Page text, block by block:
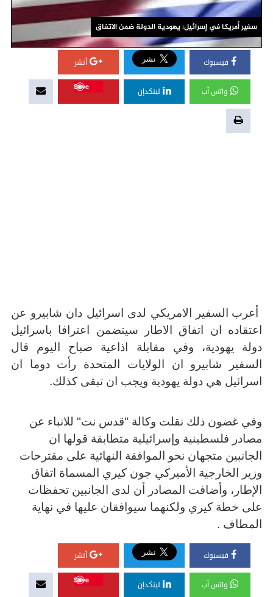
سفير أمريكا في إسرائيل: يهودية الدولة ضمن الاتفاق
فيسبوك أنشر
واتس آب لينكدإن
Save
أعرب السفير الامريكي لدى اسرائيل دان شابيرو عن
اعتقاده ان اتفاق الاطار سيتضمن اعترافا باسرائيل
دولة يهودية، وفي مقابلة اذاعية صباح اليوم قال
السفير شابيرو ان الولايات المتحدة رأت دوما ان
اسرائيل هي دولة يهودية ويجب ان تبقى كذلك.
وفي غضون ذلك نقلت وكالة "قدس نت" للانباء عن
مصادر فلسطينية وإسرائيلية متطابقة قولها ان
الجانبين متجهان نحو الموافقة النهائية على مقترحات
وزير الخارجية الأميركي جون كيري المسماة اتفاق
الإطار، وأضافت المصادر أن لدى الجانبين تحفظات
على خطة كيري ولكنهما سيوافقان عليها في نهاية
المطاف .
فيسبوك أنشر
واتس آب لينكدإن
Save